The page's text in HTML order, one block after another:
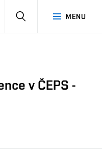
MENU
v ČEPS -